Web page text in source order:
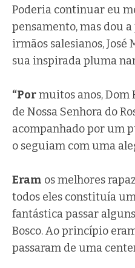
Poderia continuar eu
pensamento, mas dou
irmãos salesianos,
sua inspirada pluma
“Pormuitos anos, Dom
de Nossa Senhora do
acompanhado por um
o seguiam com uma
Eram os melhores
todos eles constituía
fantástica passar
Bosco. Ao princípio
passaram de uma